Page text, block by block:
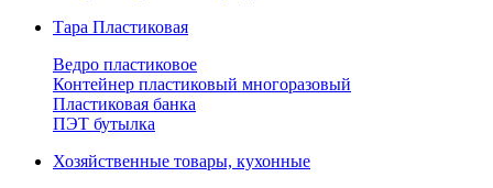
Тара Пластиковая
Ведро пластиковое
Контейнер пластиковый многоразовый
Пластиковая банка
ПЭТ бутылка
Хозяйственные товары, кухонные